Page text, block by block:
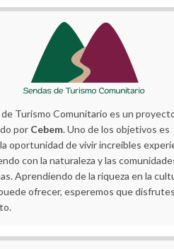
de Turismo Comunitario es un
por Cebem. Uno de los objetivos es
oportunidad de vivir increíbles
con la naturaleza y las
Aprendiendo de la riqueza en la
ofrecer, esperemos que